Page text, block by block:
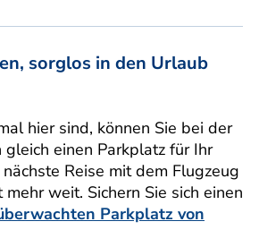
sorglos in den Urlaub
hier sind, können Sie bei der
gleich einen Parkplatz für Ihr
Reise mit dem Flugzeug
weit. Sichern Sie sich einen
Parkplatz von